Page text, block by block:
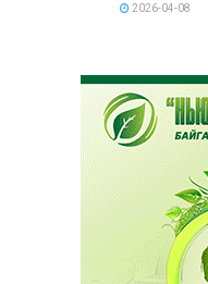
2026-04-08